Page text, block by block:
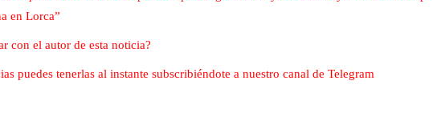
en Lorca”
con el autor de esta noticia?
puedes tenerlas al instante subscribiéndote a nuestro canal de Telegram